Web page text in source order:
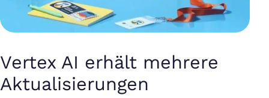
Vertex AI erhält mehrere
Aktualisierungen